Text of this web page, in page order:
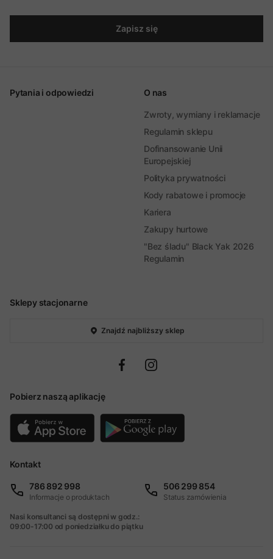
Zapisz się
Sklepy stacjonarne
Znajdź najbliższy sklep
Pobierz naszą aplikację
Pytania i odpowiedzi O nas
Zwroty, wymiany i reklamacje
Regulamin sklepu
Dofinansowanie Unii
Europejskiej
Polityka prywatności
Kody rabatowe i promocje
Kariera
Zakupy hurtowe
"Bez śladu" Black Yak 2026
Regulamin
Kontakt
786 892 998
Informacje o produktach
506 299 854
Status zamówienia
Nasi konsultanci są dostępni w godz.:
09:00-17:00 od poniedziałku do piątku